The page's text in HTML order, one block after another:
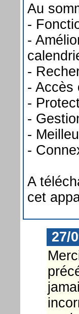
Au
-
-
-
- Accès
-
-
-
-
A
cet
27/